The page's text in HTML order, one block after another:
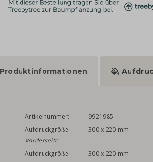
Produktinformationen
Artikelnummer:
9921985
Aufdruckgröße
Vorderseite:
300 x 220 mm
Aufdruckgröße
300 x 220 mm